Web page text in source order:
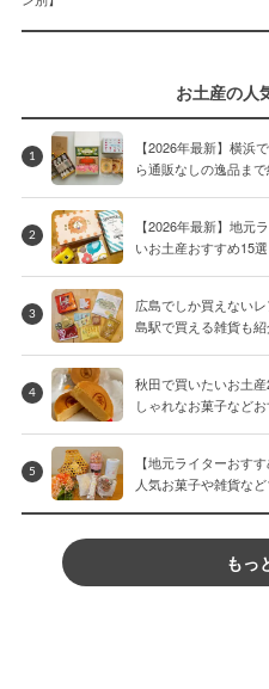
お土産の人
1
【2026年最新】横浜
ら通販なしの逸品ま
2
【2026年最新】地元
いお土産おすすめ15選
3
広島でしか買えない
島駅で買える雑貨も
4
秋田で買いたいお土
しゃれなお菓子など
5
【地元ライターおす
人気お菓子や雑貨な
もっ